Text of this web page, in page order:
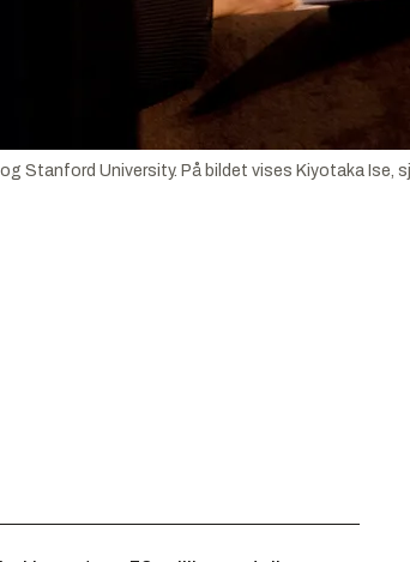
Stanford University. På bildet vises Kiyotaka Ise,